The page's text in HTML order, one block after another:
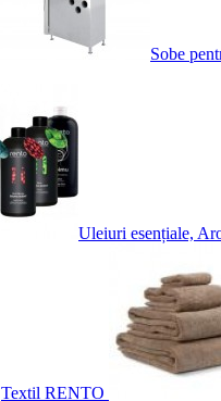
Sobe
Uleiuri esențiale,
Textil RENTO